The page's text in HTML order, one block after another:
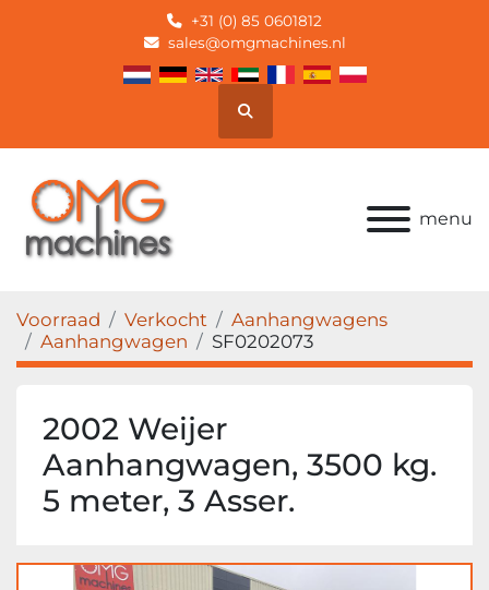
+31 (0) 85 0601812
sales@omgmachines.nl
Zoek
menu
Voorraad Verkocht
Aanhangwagens
Aanhangwagen
SF0202073
2002 Weijer
Aanhangwagen, 3500 kg.
5 meter, 3 Asser.